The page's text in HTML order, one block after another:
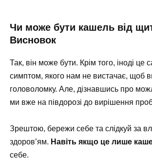
Чи може бути кашель від
Висновок
Так, він може бути. Крім того, іноді це
симптом, якого нам не вистачає, щоб
головоломку. Але, дізнавшись про
ми вже на півдорозі до вирішення
Зрештою, бережи себе та слідкуй за
здоров’ям. Навіть якщо це лише
себе.